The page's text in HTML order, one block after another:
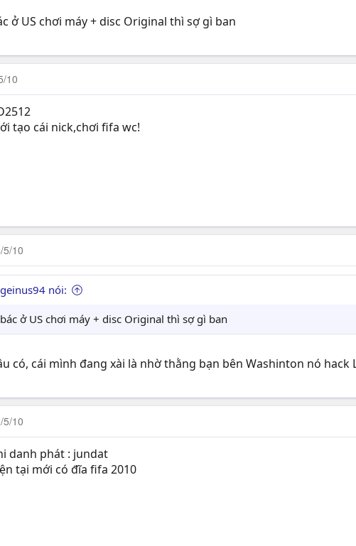
ở US chơi máy + disc Original thì sợ gì ban
10
tạo cái nick,chơi fifa wc!
5/10
geinus94 nói:
bác ở US chơi máy + disc Original thì sợ gì ban
có, cái mình đang xài là nhờ thằng bạn bên Washinton nó hack
5/10
danh phát : jundat
tại mới có đĩa fifa 2010